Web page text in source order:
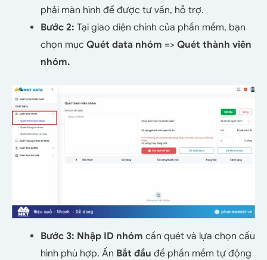
phải màn hình để được tư vấn, hỗ trợ.
Bước 2: Tại giao diện chính của phần mềm, bạn
chọn mục Quét data nhóm => Quét thành viên
nhóm.
Bước 3: Nhập ID nhóm cần quét và lựa chọn cấu
hình phù hợp. Ấn Bắt đầu đề phần mềm tự động